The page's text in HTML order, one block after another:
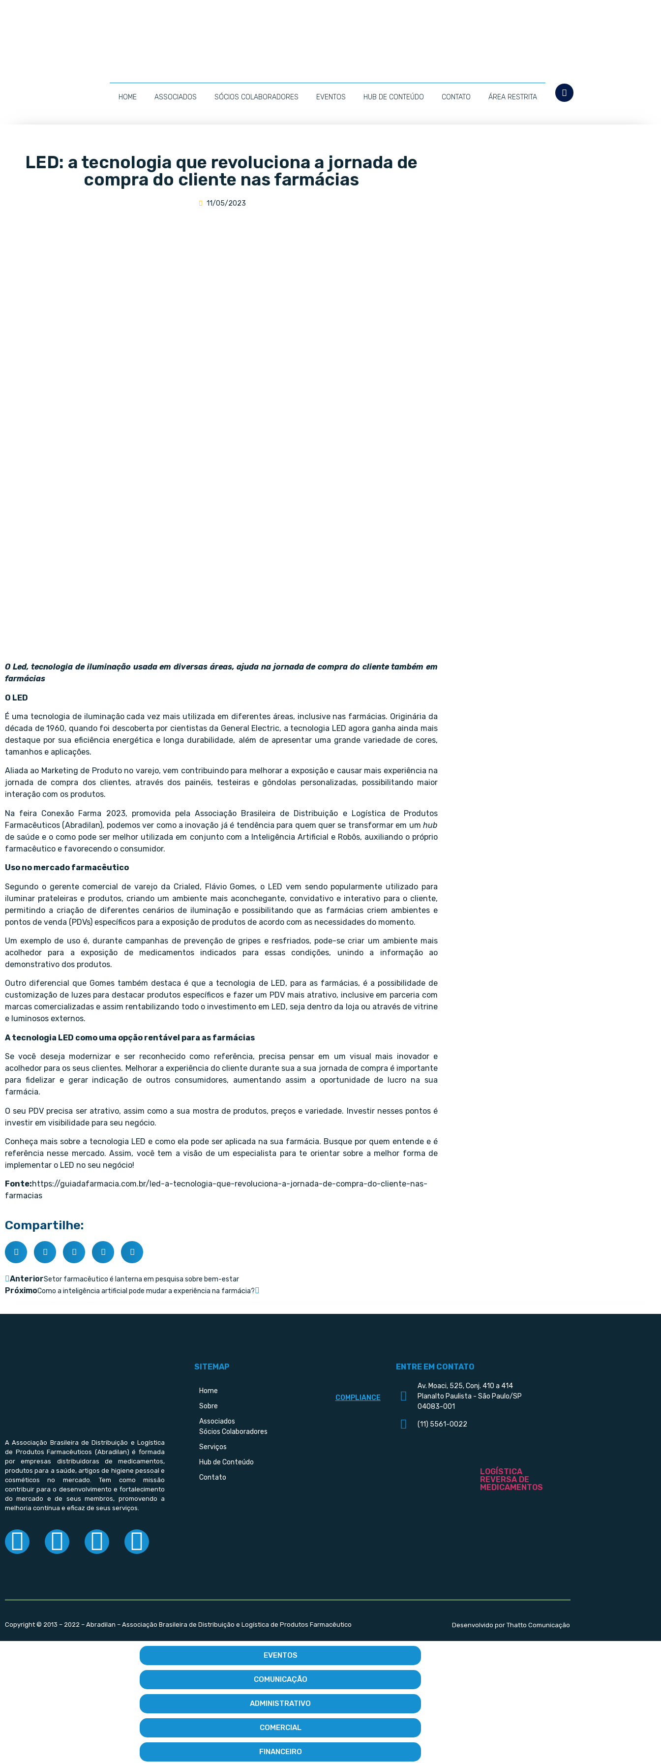
HOME ASSOCIADOS SÓCIOS COLABORADORES EVENTOS HUB DE CONTEÚDO CONTATO ÁREA RESTRITA
LED: a tecnologia que revoluciona a jornada de
compra do cliente nas farmácias
11/05/2023
O Led, tecnologia de iluminação usada em diversas áreas, ajuda na jornada de compra do cliente também em
farmácias
O LED
É uma tecnologia de iluminação cada vez mais utilizada em diferentes áreas, inclusive nas farmácias. Originária da
década de 1960, quando foi descoberta por cientistas da General Electric, a tecnologia LED agora ganha ainda mais
destaque por sua eficiência energética e longa durabilidade, além de apresentar uma grande variedade de cores,
tamanhos e aplicações.
Aliada ao Marketing de Produto no varejo, vem contribuindo para melhorar a exposição e causar mais experiência na
jornada de compra dos clientes, através dos painéis, testeiras e gôndolas personalizadas, possibilitando maior
interação com os produtos.
Na feira Conexão Farma 2023, promovida pela Associação Brasileira de Distribuição e Logística de Produtos
Farmacêuticos (Abradilan), podemos ver como a inovação já é tendência para quem quer se transformar em um hub
de saúde e o como pode ser melhor utilizada em conjunto com a Inteligência Artificial e Robôs, auxiliando o próprio
farmacêutico e favorecendo o consumidor.
Uso no mercado farmacêutico
Segundo o gerente comercial de varejo da Crialed, Flávio Gomes, o LED vem sendo popularmente utilizado para
iluminar prateleiras e produtos, criando um ambiente mais aconchegante, convidativo e interativo para o cliente,
permitindo a criação de diferentes cenários de iluminação e possibilitando que as farmácias criem ambientes e
pontos de venda (PDVs) específicos para a exposição de produtos de acordo com as necessidades do momento.
Um exemplo de uso é, durante campanhas de prevenção de gripes e resfriados, pode-se criar um ambiente mais
acolhedor para a exposição de medicamentos indicados para essas condições, unindo a informação ao
demonstrativo dos produtos.
Outro diferencial que Gomes também destaca é que a tecnologia de LED, para as farmácias, é a possibilidade de
customização de luzes para destacar produtos específicos e fazer um PDV mais atrativo, inclusive em parceria com
marcas comercializadas e assim rentabilizando todo o investimento em LED, seja dentro da loja ou através de vitrine
e luminosos externos.
A tecnologia LED como uma opção rentável para as farmácias
Se você deseja modernizar e ser reconhecido como referência, precisa pensar em um visual mais inovador e
acolhedor para os seus clientes. Melhorar a experiência do cliente durante sua a sua jornada de compra é importante
para fidelizar e gerar indicação de outros consumidores, aumentando assim a oportunidade de lucro na sua
farmácia.
O seu PDV precisa ser atrativo, assim como a sua mostra de produtos, preços e variedade. Investir nesses pontos é
investir em visibilidade para seu negócio.
Conheça mais sobre a tecnologia LED e como ela pode ser aplicada na sua farmácia. Busque por quem entende e é
referência nesse mercado. Assim, você tem a visão de um especialista para te orientar sobre a melhor forma de
implementar o LED no seu negócio!
Fonte:https://guiadafarmacia.com.br/led-a-tecnologia-que-revoluciona-a-jornada-de-compra-do-cliente-nas-
farmacias
Compartilhe:
AnteriorSetor farmacêutico é lanterna em pesquisa sobre bem-estar
PróximoComo a inteligência artificial pode mudar a experiência na farmácia?
A Associação Brasileira de Distribuição e Logística
de Produtos Farmacêuticos (Abradilan) é formada
por empresas distribuidoras de medicamentos,
produtos para a saúde, artigos de higiene pessoal e
cosméticos no mercado. Tem como missão
contribuir para o desenvolvimento e fortalecimento
do mercado e de seus membros, promovendo a
melhoria contínua e eficaz de seus serviços.
SITEMAP
Home
Sobre
Associados
Sócios Colaboradores
Serviços
Hub de Conteúdo
Contato
COMPLIANCE
ENTRE EM CONTATO
Av. Moaci, 525, Conj. 410 a 414
Planalto Paulista - São Paulo/SP
04083-001
(11) 5561-0022
LOGÍSTICA
REVERSA DE
MEDICAMENTOS
Copyright © 2013 – 2022 – Abradilan – Associação Brasileira de Distribuição e Logística de Produtos Farmacêutico Desenvolvido por Thatto Comunicação
EVENTOS
COMUNICAÇÃO
ADMINISTRATIVO
COMERCIAL
FINANCEIRO